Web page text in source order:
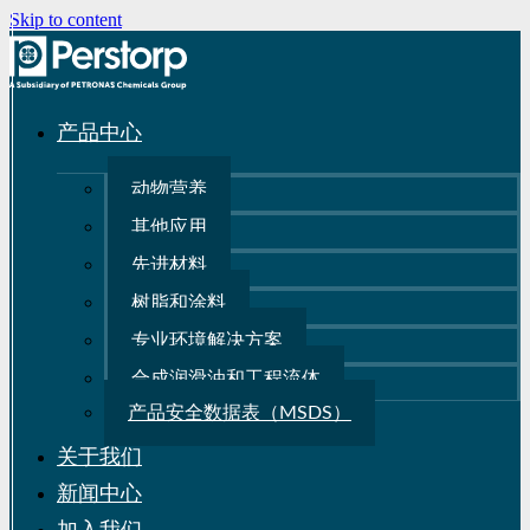
Skip to content
产品中心
动物营养
其他应用
先进材料
树脂和涂料
专业环境解决方案
合成润滑油和工程流体
产品安全数据表（MSDS）
关于我们
新闻中心